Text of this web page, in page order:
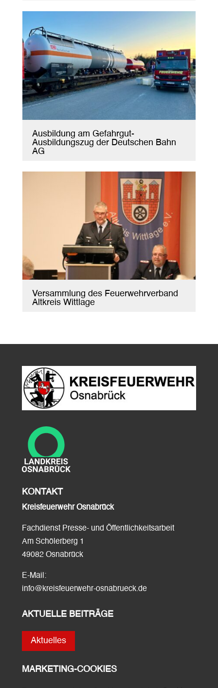
Ausbildung am Gefahrgut-
Ausbildungszug der Deutschen Bahn
AG
Versammlung des Feuerwehrverband
Altkreis Wittlage
KONTAKT
Kreisfeuerwehr Osnabrück
Fachdienst Presse- und Öffentlichkeitsarbeit
Am Schölerberg 1
49082 Osnabrück
E-Mail:
info@kreisfeuerwehr-osnabrueck.de
AKTUELLE BEITRÄGE
Aktuelles
MARKETING-COOKIES